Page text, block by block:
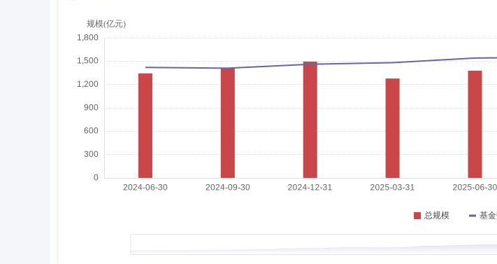
代胜伟先生：硕士，曾任诺亚舟科技公司人力资源经理，中国邮政储蓄银行人力资源经理，泰康资产管理
等职务。现任泰康基金管理有限公司副总经理、财务负责人、深圳分公司负责人、人力行政部负责人兼财务部
蒋利娟 副总经理,投资决策委员会成员 学历：硕士 任职日期：2021-10-12
蒋利娟女士：国民经济学硕士。2008年7月加入泰康资产，历任集中交易室交易员、固定收益部固定收益
日-2016年12月27日担任泰康新机遇灵活配置混合型证券投资基金基金经理。2016年2月3日至今担任泰康
月9日担任泰康年年红纯债一年定期开放债券型证券投资基金基金经理。2017年9月8日-2020年3月26日担
吴辉先生：历任中国银河证券股份有限公司郑州丰产路营业部交易部经理；长盛基金管理有限公司北京分
泰康资产管理有限责任公司公募事业部市场部负责人；现任泰康基金管理有限公司市场部负责人。